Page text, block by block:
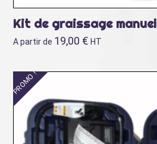
Kit de graissage manuel
A partir de 19,00 € HT
PROMO !